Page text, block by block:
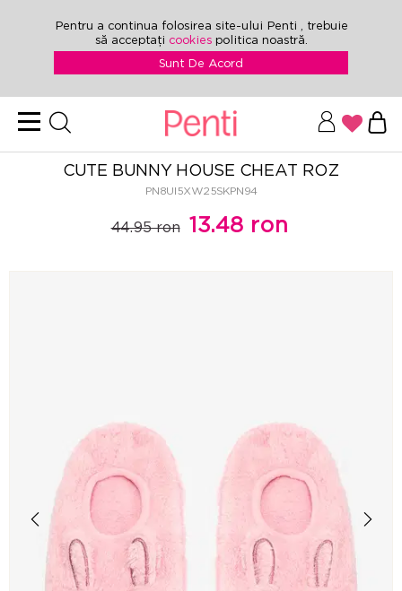
Pentru a continua folosirea site-ului Penti , trebuie
să acceptați cookies politica noastră.
Sunt De Acord
CUTE BUNNY HOUSE CHEAT ROZ
PN8UI5XW25SKPN94
44.95 ron 13.48 ron